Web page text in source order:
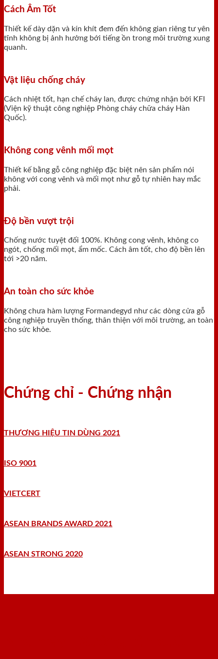
Cách Âm Tốt
Thiết kế dày dặn và kín khít đem đến không gian riêng tư yên
tĩnh không bị ảnh hưởng bới tiếng ồn trong môi trường xung
quanh.
Vật liệu chống cháy
Cách nhiệt tốt, hạn chế cháy lan, được chứng nhận bởi KFI
(Viện kỹ thuật công nghiệp Phòng cháy chữa cháy Hàn
Quốc).
Không cong vênh mối mọt
Thiết kế bằng gỗ công nghiệp đặc biệt nên sản phẩm nói
không với cong vênh và mối mọt như gỗ tự nhiên hay mắc
phải.
Độ bền vượt trội
Chống nước tuyệt đối 100%. Không cong vênh, không co
ngót, chống mối mọt, ẩm mốc. Cách âm tốt, cho độ bền lên
tới >20 năm.
An toàn cho sức khỏe
Không chưa hàm lượng Formandegyd như các dòng cửa gỗ
công nghiệp truyền thống, thân thiện với môi trường, an toàn
cho sức khỏe.
Chứng chỉ - Chứng nhận
THƯƠNG HIỆU TIN DÙNG 2021
ISO 9001
VIETCERT
ASEAN BRANDS AWARD 2021
ASEAN STRONG 2020